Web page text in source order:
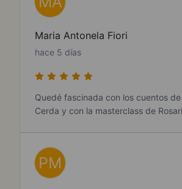
Maria Antonela Fiori
hace 5 días
Quedé fascinada con los cuentos
Cerda y con la masterclass de
PM